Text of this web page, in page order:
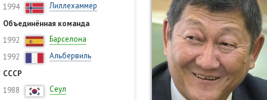
1994
Лиллехаммер
Объединённая команда
1992
Барселона
1992
Альбервиль
СССР
1988
Сеул